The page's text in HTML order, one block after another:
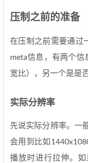
压制之前的准备
在压制之前需要通过
meta信息，有两个信
宽比），另一个是是
实际分辨率
先说实际分辨率。一
会用到比如
播放时进行拉伸。